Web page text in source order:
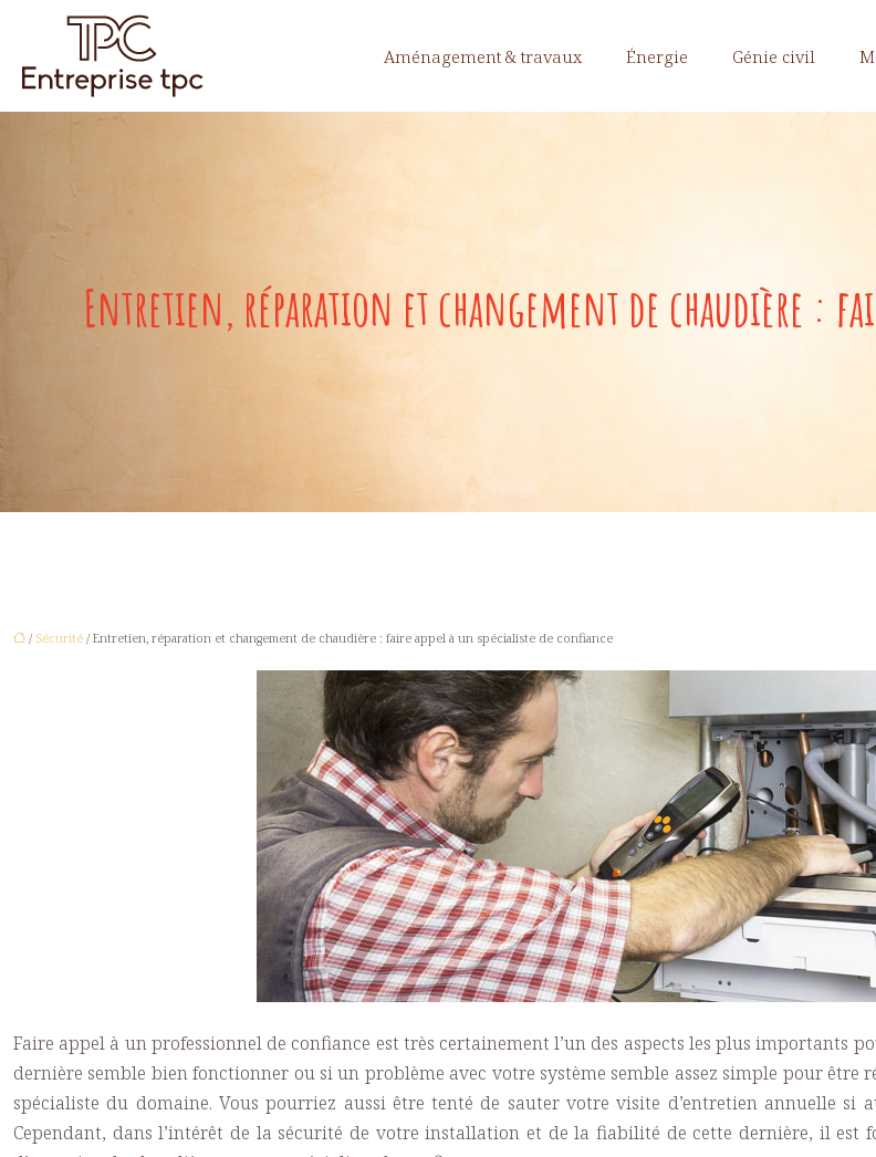
Aménagement & travaux Énergie Génie civil
Entretien, réparation et changement de chaudière :
/ Sécurité / Entretien, réparation et changement de chaudière : faire appel à un spécialiste de confiance
Faire appel à un professionnel de confiance est très certainement l’un des aspects les plus importants
dernière semble bien fonctionner ou si un problème avec votre système semble assez simple pour être
spécialiste du domaine. Vous pourriez aussi être tenté de sauter votre visite d’entretien annuelle si
Cependant, dans l’intérêt de la sécurité de votre installation et de la fiabilité de cette dernière, il